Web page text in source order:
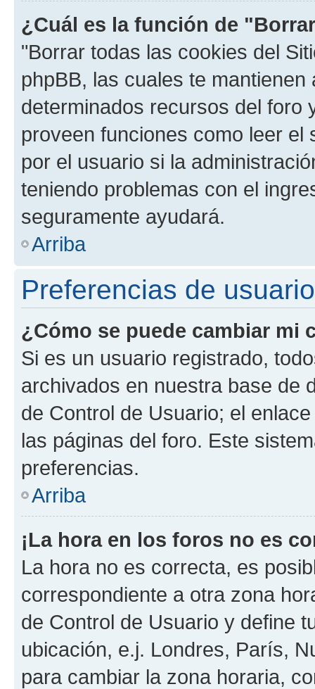
¿Cuál es la función de
"Borrar todas las cookies del
phpBB, las cuales te
determinados recursos del foro
proveen funciones como leer el
por el usuario si la
teniendo problemas con el
seguramente ayudará.
Arriba
Preferencias de
¿Cómo se puede cambiar mi
Si es un usuario registrado,
archivados en nuestra base de
de Control de Usuario; el
las páginas del foro. Este
preferencias.
Arriba
¡La hora en los foros no es
La hora no es correcta, es
correspondiente a otra zona
de Control de Usuario y define
ubicación, e.j. Londres, París,
para cambiar la zona horaria,